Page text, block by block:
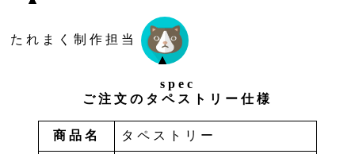
たれまく制作担当
spec
ご注文のタペストリー仕様
商品名 タペストリー